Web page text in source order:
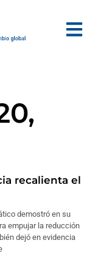
recalienta el
demostró en su
empujar la reducción
dejó en evidencia